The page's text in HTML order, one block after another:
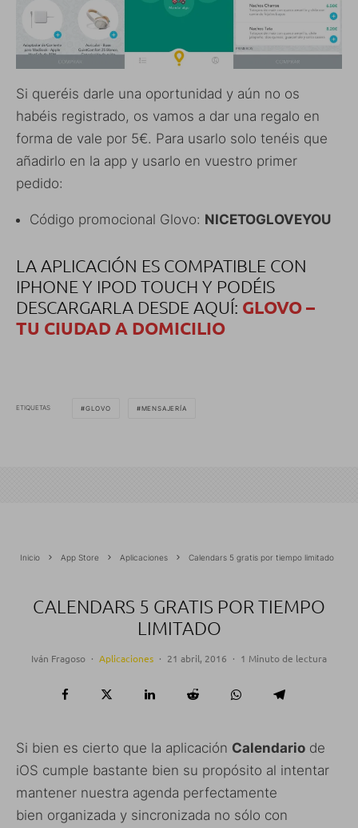
Si queréis darle una oportunidad y aún no os
habéis registrado, os vamos a dar una regalo en
forma de vale por 5€. Para usarlo solo tenéis que
añadirlo en la app y usarlo en vuestro primer
pedido:
Código promocional Glovo: NICETOGLOVEYOU
LA APLICACIÓN ES COMPATIBLE CON
IPHONE Y IPOD TOUCH Y PODÉIS
DESCARGARLA DESDE AQUÍ: GLOVO –
TU CIUDAD A DOMICILIO
ETIQUETAS GLOVO MENSAJERÍA
Inicio App Store Aplicaciones Calendars 5 gratis por tiempo limitado
CALENDARS 5 GRATIS POR TIEMPO
LIMITADO
Iván Fragoso · Aplicaciones · 21 abril, 2016 · 1 Minuto de lectura
Si bien es cierto que la aplicación Calendario de
iOS cumple bastante bien su propósito al intentar
mantener nuestra agenda perfectamente
bien organizada y sincronizada no sólo con